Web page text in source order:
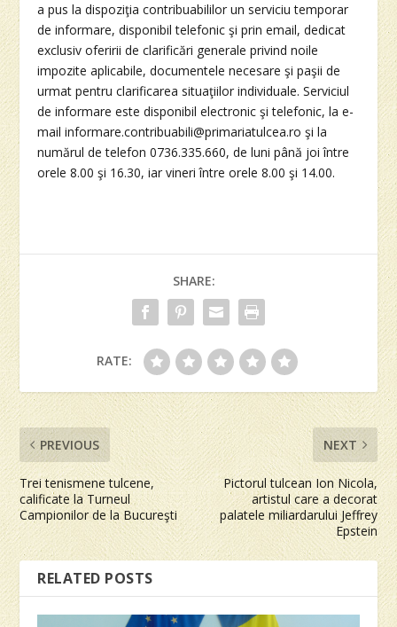
a pus la dispoziţia contribuabililor un serviciu temporar
de informare, disponibil telefonic şi prin email, dedicat
exclusiv oferirii de clarificări generale privind noile
impozite aplicabile, documentele necesare şi paşii de
urmat pentru clarificarea situaţiilor individuale. Serviciul
de informare este disponibil electronic şi telefonic, la e-
mail informare.contribuabili@primariatulcea.ro şi la
numărul de telefon 0736.335.660, de luni până joi între
orele 8.00 şi 16.30, iar vineri între orele 8.00 şi 14.00.
SHARE:
RATE:
PREVIOUS
Trei tenismene tulcene,
calificate la Turneul
Campionilor de la Bucureşti
NEXT
Pictorul tulcean Ion Nicola,
artistul care a decorat
palatele miliardarului Jeffrey
Epstein
RELATED POSTS